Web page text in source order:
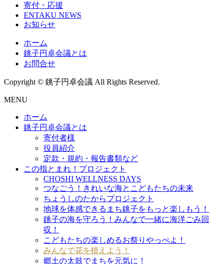
寄付・応援
ENTAKU NEWS
お知らせ
ホーム
銚子円卓会議とは
お問合せ
Copyright © 銚子円卓会議 All Rights Reserved.
MENU
ホーム
銚子円卓会議とは
寄付者様
役員紹介
定款・規約・報告書類など
この指とまれ！プロジェクト
CHOSHI WELLNESS DAYS
つなごう！きれいな海とこどもたちの未来
ちょうしのたからプロジェクト
地球を体感できるまち銚子をもっと楽しもう！
銚子の海を守ろう！みんなで一緒に海洋ごみ回
収！
こどもたちの楽しめるお祭りやっぺよ！
みんなで花を植えよう！
郷土の太鼓でまちを元気に！